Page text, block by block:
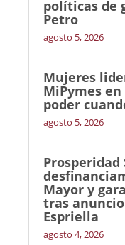
políticas de
Petro
agosto 5, 2026
Mujeres
MiPymes
poder
agosto 5, 2026
Mayor y
tras
Espriella
agosto 4, 2026